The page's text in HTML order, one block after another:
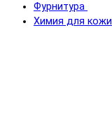
Фурнитура
Химия для кожи